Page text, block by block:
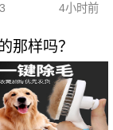
4小时前
那样吗？